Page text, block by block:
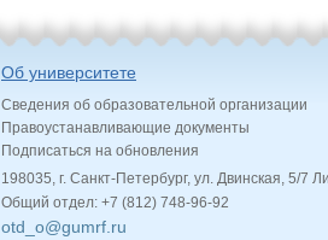
Об университете
Сведения об образовательной организации
Правоустанавливающие документы
Подписаться на обновления
198035, г. Санкт-Петербург, ул. Двинская, 5/7
Общий отдел: +7 (812) 748-96-92
otd_o@gumrf.ru